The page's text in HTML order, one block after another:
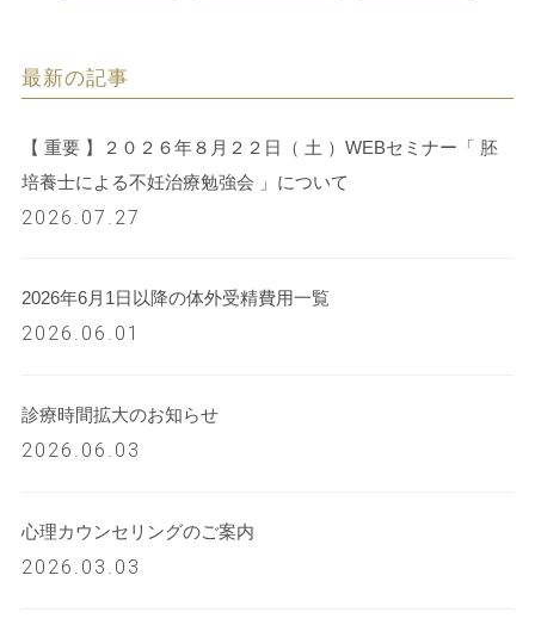
最新の記事
【 重要 】２０２６年８月２２日（ 土 ）WEBセミナー「 胚
培養士による不妊治療勉強会 」について
2026.07.27
2026年6月1日以降の体外受精費用一覧
2026.06.01
診療時間拡大のお知らせ
2026.06.03
心理カウンセリングのご案内
2026.03.03